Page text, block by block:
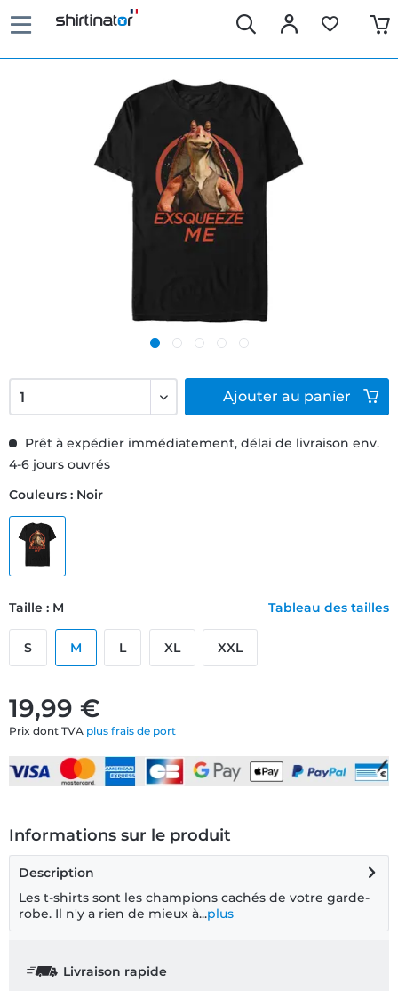
19,99 €
Prix dont TVA plus frais de port
Prêt à expédier immédiatement, délai de livraison env.
4-6 jours ouvrés
Couleurs : Noir
Taille : M Tableau des tailles
S M L XL XXL
Ajouter au panier
Informations sur le produit
Description
Les t-shirts sont les champions cachés de votre garde-
robe. Il n'y a rien de mieux à...plus
Livraison rapide